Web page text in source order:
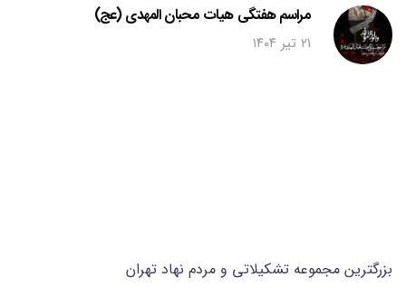
مراسم هفتگی هیات محبان المهدی (عج)
۲۱ تیر ۱۴۰۴
بزرگترین مجموعه تشکیلاتی و مردم نهاد تهران